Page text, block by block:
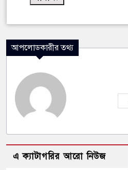
আপলোডকারীর তথ্য
এ ক্যাটাগরির আরো নিউজ